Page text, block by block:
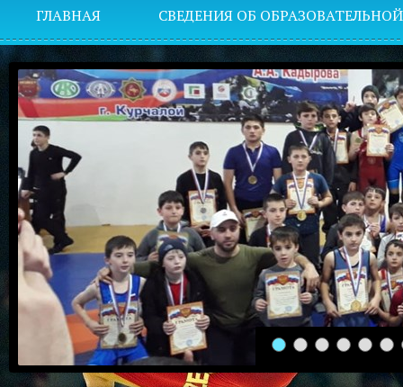
ГЛАВНАЯ СВЕДЕНИЯ ОБ
1 2 3 4 5 6